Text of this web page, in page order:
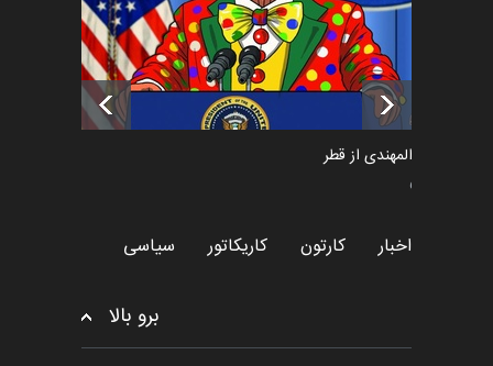
تسلیت به همکار | سهراب خیری
اخبار 6 ماه قبل
سعد المهندی از قطر
سیاسی
اخبار کارتون کاریکاتور سیاسی
برو بالا